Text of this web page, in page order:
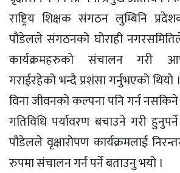
राष्ट्रिय शिक्षक संगठन लुम्बिनि
पौडेलले संगठनको घोराही
कार्यक्रमहरुको संचालन गरी
गराईरहेको भन्दै प्रशंसा गर्नुभएको
विना जीवनको कल्पना पनि गर्न
गतिविधि पर्यावरण बचाउने गरी
पौडेलले वृक्षारोपण कार्यक्रमलाई
रुपमा संचालन गर्न पर्ने बताउनु भयो ।